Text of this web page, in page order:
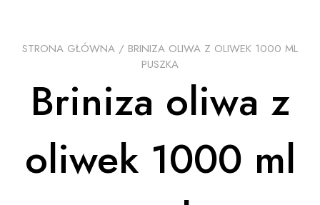
STRONA GŁÓWNA / BRINIZA OLIWA Z OLIWEK 1000 ML
PUSZKA
Briniza oliwa z
oliwek 1000 ml